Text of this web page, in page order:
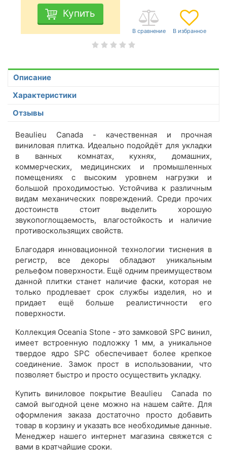
Купить
Описание
Характеристики
Отзывы
Beaulieu Canada - качественная и прочная
виниловая плитка. Идеально подойдёт для укладки
в ванных комнатах, кухнях, домашних,
коммерческих, медицинских и промышленных
помещениях с высоким уровнем нагрузки и
большой проходимостью. Устойчива к различным
видам механических повреждений. Среди прочих
достоинств стоит выделить хорошую
звукопоглощаемость, влагостойкость и наличие
противоскользящих свойств.
Благодаря инновационной технологии тиснения в
регистр, все декоры обладают уникальным
рельефом поверхности. Ещё одним преимуществом
данной плитки станет наличие фаски, которая не
только продлевает срок службы изделия, но и
придает ещё больше реалистичности его
поверхности.
Коллекция Oceania Stone - это замковой SPC винил,
имеет встроенную подложку 1 мм, а уникальное
твердое ядро SPC обеспечивает более крепкое
соединение. Замок прост в использовании, что
позволяет быстро и просто осуществить укладку.
Купить виниловое покрытие Beaulieu Canada по
самой выгодной цене можно на нашем сайте. Для
оформления заказа достаточно просто добавить
товар в корзину и указать все необходимые данные.
Менеджер нашего интернет магазина свяжется с
вами в кратчайшие сроки.